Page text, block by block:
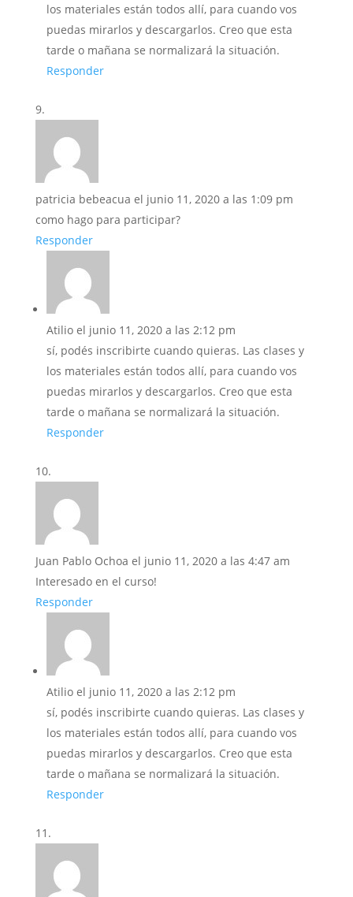
los materiales están todos allí, para cuando vos
puedas mirarlos y descargarlos. Creo que esta
tarde o mañana se normalizará la situación.
Responder
patricia bebeacua el junio 11, 2020 a las 1:09 pm
como hago para participar?
Responder
Atilio el junio 11, 2020 a las 2:12 pm
sí, podés inscribirte cuando quieras. Las clases y
los materiales están todos allí, para cuando vos
puedas mirarlos y descargarlos. Creo que esta
tarde o mañana se normalizará la situación.
Responder
Juan Pablo Ochoa el junio 11, 2020 a las 4:47 am
Interesado en el curso!
Responder
Atilio el junio 11, 2020 a las 2:12 pm
sí, podés inscribirte cuando quieras. Las clases y
los materiales están todos allí, para cuando vos
puedas mirarlos y descargarlos. Creo que esta
tarde o mañana se normalizará la situación.
Responder